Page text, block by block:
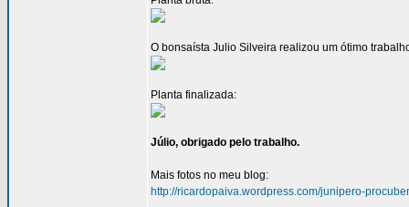
O bonsaísta Julio Silveira realizou um ótimo
Planta finalizada:
Júlio, obrigado pelo trabalho.
Mais fotos no meu blog:
http://ricardopaiva.wordpress.com/junipero-